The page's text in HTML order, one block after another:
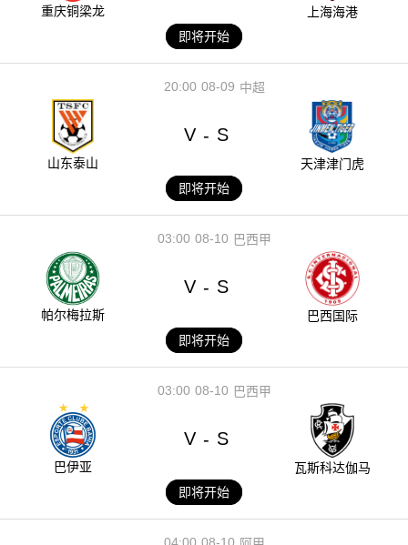
重庆铜梁龙
上海海港
即将开始
08-09
20:00 中超
山东泰山
V - S
天津津门虎
即将开始
08-10
03:00 巴西甲
帕尔梅拉斯
V - S
巴西国际
即将开始
08-10
03:00 巴西甲
巴伊亚
V - S
瓦斯科达伽马
即将开始
08-10
04:00